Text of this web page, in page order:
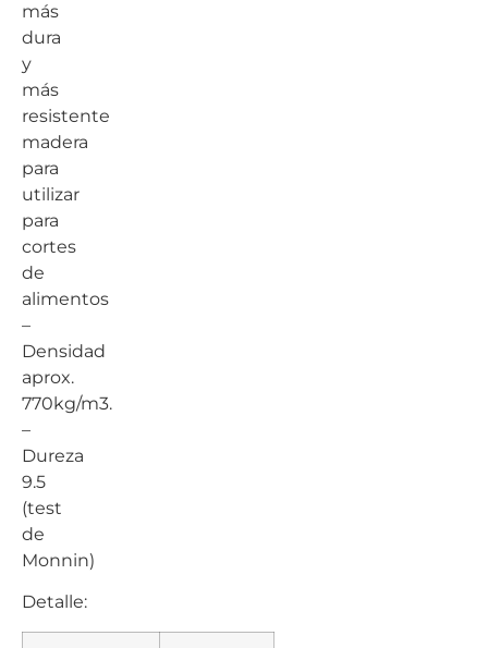
más
dura
y
más
resistente
madera
para
utilizar
para
cortes
de
alimentos
–
Densidad
aprox.
770kg/m3.
–
Dureza
9.5
(test
de
Monnin)
Detalle: